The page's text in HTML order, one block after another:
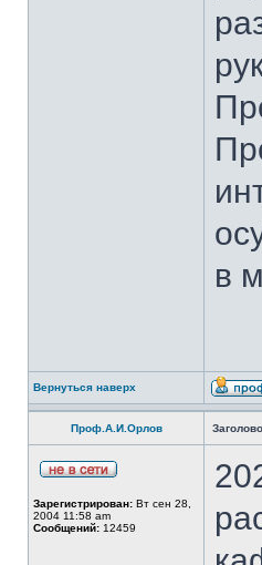
в
Вернуться наверх
Проф.А.И.Орлов
Зарегистрирован: Вт сен 28,
2004 11:58 am
Сообщений: 12459